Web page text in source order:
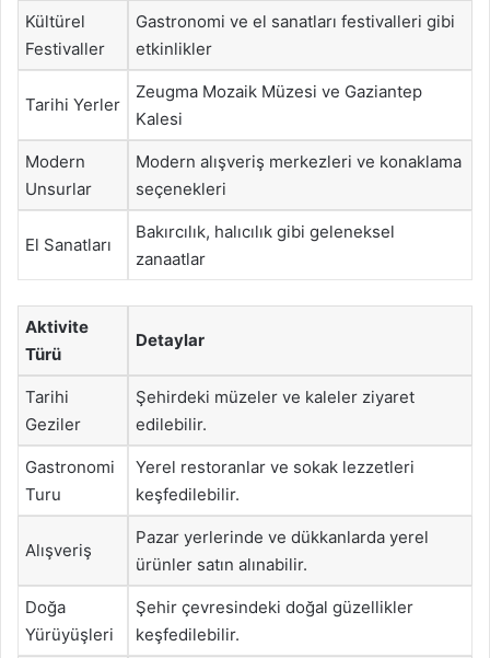
Kültürel
Festivaller
Gastronomi ve el sanatları festivalleri gibi
etkinlikler
Tarihi Yerler
Zeugma Mozaik Müzesi ve Gaziantep
Kalesi
Modern
Unsurlar
Modern alışveriş merkezleri ve konaklama
seçenekleri
El Sanatları
Bakırcılık, halıcılık gibi geleneksel
zanaatlar
Aktivite
Türü
Detaylar
Tarihi
Geziler
Şehirdeki müzeler ve kaleler ziyaret
edilebilir.
Gastronomi
Turu
Yerel restoranlar ve sokak lezzetleri
keşfedilebilir.
Alışveriş
Pazar yerlerinde ve dükkanlarda yerel
ürünler satın alınabilir.
Doğa
Yürüyüşleri
Şehir çevresindeki doğal güzellikler
keşfedilebilir.